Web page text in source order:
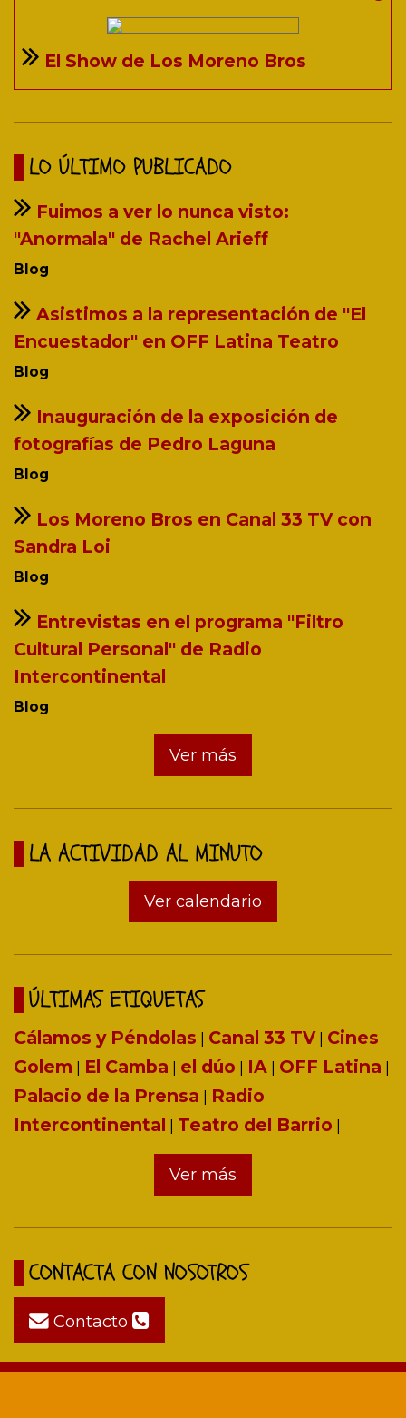
El Show de Los Moreno Bros
LO ÚLTIMO PUBLICADO
Fuimos a ver lo nunca visto:
"Anormala" de Rachel Arieff
Blog
Asistimos a la representación de "El
Encuestador" en OFF Latina Teatro
Blog
Inauguración de la exposición de
fotografías de Pedro Laguna
Blog
Los Moreno Bros en Canal 33 TV con
Sandra Loi
Blog
Entrevistas en el programa "Filtro
Cultural Personal" de Radio
Intercontinental
Blog
Ver más
LA ACTIVIDAD AL MINUTO
Ver calendario
ÚLTIMAS ETIQUETAS
Cálamos y Péndolas Canal 33 TV Cines
Golem
El Camba el dúo IA OFF Latina
Palacio de la Prensa
Radio
Intercontinental
Teatro del Barrio
Ver más
CONTACTA CON NOSOTROS
Contacto